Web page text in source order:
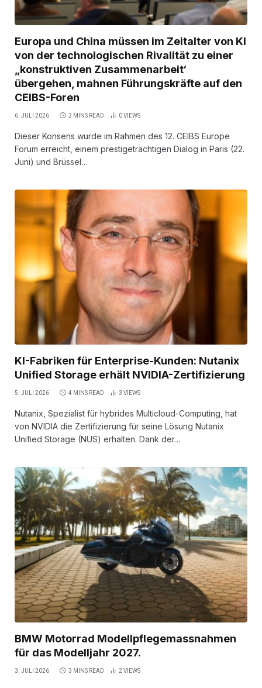
Europa und China müssen im Zeitalter von KI
von der technologischen Rivalität zu einer
„konstruktiven Zusammenarbeit‘
übergehen, mahnen Führungskräfte auf den
CEIBS-Foren
6. JULI 2026 2 MINS READ 0VIEWS
Dieser Konsens wurde im Rahmen des 12. CEIBS Europe
Forum erreicht, einem prestigeträchtigen Dialog in Paris (22.
Juni) und Brüssel…
KI-Fabriken für Enterprise-Kunden: Nutanix
Unified Storage erhält NVIDIA-Zertifizierung
5. JULI 2026 4 MINS READ 3 VIEWS
Nutanix, Spezialist für hybrides Multicloud-Computing, hat
von NVIDIA die Zertifizierung für seine Lösung Nutanix
Unified Storage (NUS) erhalten. Dank der…
BMW Motorrad Modellpflegemassnahmen
für das Modelljahr 2027.
3. JULI 2026 3 MINS READ 2 VIEWS